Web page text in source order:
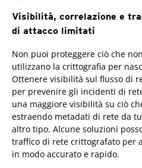
Visibilità, correlazione e
di attacco limitati
Non puoi proteggere ciò che
utilizzano la crittografia per
Ottenere visibilità sul flusso di
per prevenire gli incidenti di
una maggiore visibilità su ciò
estraendo metadati di rete da
altro tipo. Alcune soluzioni
traffico di rete crittografato per
in modo accurato e rapido.